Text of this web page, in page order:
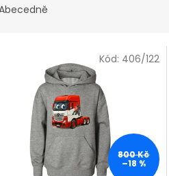
800 Kč
–18 %
Kód: 406/122